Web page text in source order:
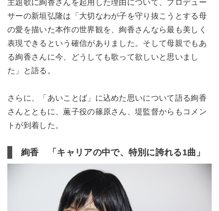
主題歌に絢香さんを起用した理由について、プロデュー
サーの新垣弘隆は「大切なわが子を守り抜こうとする母
の愛を描いた本作の世界観を、絢香さんなら最も美しく
表現できるという確信がありました。そして母親でもあ
る絢香さんに今、どうしても歌って欲しいと思いまし
た」と語る。
さらに、「あいことば」に込めた思いについて語る絢香
さんとともに、薫子役の篠原さん、堤監督からもコメン
トが到着した。
絢香 「キャリアの中で、特別に誇れる1曲」